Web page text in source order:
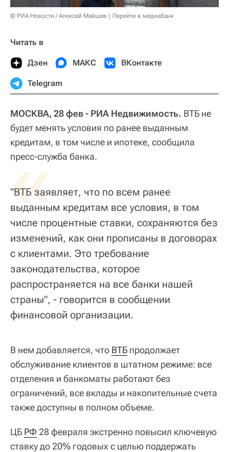
© РИА Новости / Алексей Майшев Перейти в медиабанк
Читать в
Дзен МАКС ВКонтакте
Telegram
МОСКВА, 28 фев - РИА Недвижимость. ВТБ не
будет менять условия по ранее выданным
кредитам, в том числе и ипотеке, сообщила
пресс-служба банка.
«
"ВТБ заявляет, что по всем ранее
выданным кредитам все условия, в том
числе процентные ставки, сохраняются без
изменений, как они прописаны в договорах
с клиентами. Это требование
законодательства, которое
распространяется на все банки нашей
страны", - говорится в сообщении
финансовой организации.
В нем добавляется, что ВТБ продолжает
обслуживание клиентов в штатном режиме: все
отделения и банкоматы работают без
ограничений, все вклады и накопительные счета
также доступны в полном объеме.
ЦБ РФ 28 февраля экстренно повысил ключевую
ставку до 20% годовых с целью поддержать